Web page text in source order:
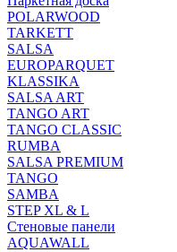
POLARWOOD
TARKETT
SALSA
EUROPARQUET
KLASSIKA
SALSA ART
TANGO ART
TANGO CLASSIC
RUMBA
SALSA PREMIUM
TANGO
SAMBA
STEP XL & L
Стеновые панели
AQUAWALL